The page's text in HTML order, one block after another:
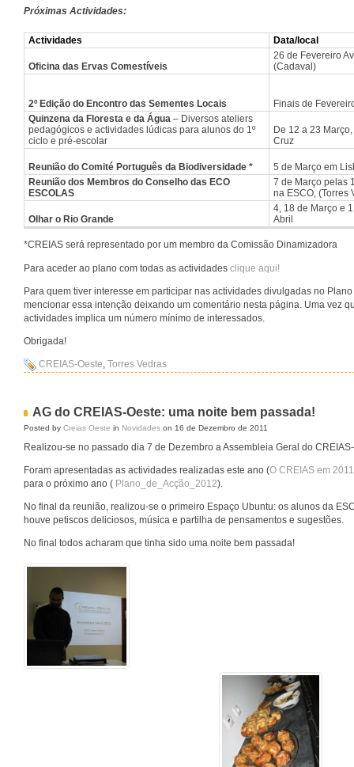
Próximas Actividades:
Actividades Data/local
Oficina das Ervas Comestíveis
26 de Fevereiro
(Cadaval)
2º Edição do Encontro das Sementes Locais
Finais de
Quinzena da Floresta e da Água– Diversos ateliers
pedagógicos e actividades lúdicas para alunos do 1º
ciclo e pré-escolar
De 12 a 23
Cruz
Reunião do Comité Português da Biodiversidade *
5 de Março em
Reunião dos Membros do Conselho das ECO
ESCOLAS
7 de Março pelas
na ESCO, (Torres
Olhar o Rio Grande
4, 18 de Março e
Abril
*CREIAS será representado por um membro da Comissão Dinamizadora
Para aceder ao plano com todas as actividades clique aqui!
Para quem tiver interesse em participar nas actividades divulgadas no
mencionar essa intenção deixando um comentário nesta página. Uma vez
actividades implica um número mínimo de interessados.
Obrigada!
CREIAS-Oeste, Torres Vedras
AG do CREIAS-Oeste: uma noite bem passada!
Posted by Creias Oeste in Novidades on 16 de Dezembro de 2011
Realizou-se no passado dia 7 de Dezembro a Assembleia Geral do
Foram apresentadas as actividades realizadas este ano (O CREIAS em 2011
para o próximo ano ( Plano_de_Acção_2012).
No final da reunião, realizou-se o primeiro Espaço Ubuntu: os alunos da
houve petiscos deliciosos, música e partilha de pensamentos e sugestões.
No final todos acharam que tinha sido uma noite bem passada!